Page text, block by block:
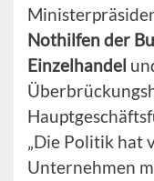
Nothilfen der
Einzelhandel
„Die Politik hat
Unternehmen